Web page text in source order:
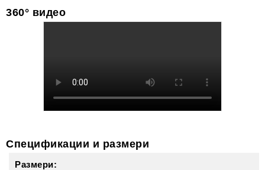
360° видео
Спецификации и размери
Размери: